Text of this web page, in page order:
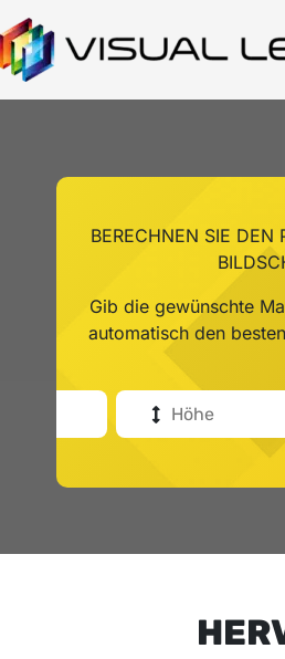
BERECHNEN SIE DEN
Gib die gewünschte
automatisch den